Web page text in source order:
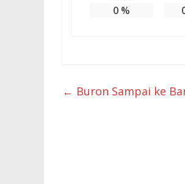
0%
← Buron Sampai ke